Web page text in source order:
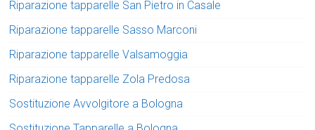
Riparazione tapparelle San Pietro in Casale
Riparazione tapparelle Sasso Marconi
Riparazione tapparelle Valsamoggia
Riparazione tapparelle Zola Predosa
Sostituzione Avvolgitore a Bologna